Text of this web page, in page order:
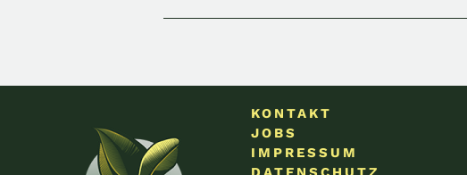
KONTAKT
JOBS
IMPRESSUM